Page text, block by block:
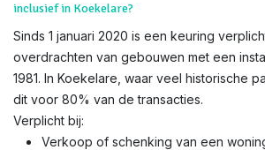
inclusief in Koekelare?
Sinds 1 januari 2020 is een keuring
overdrachten van gebouwen met een
1981. In Koekelare, waar veel historische
dit voor 80% van de transacties.
Verplicht bij:
Verkoop of schenking van een